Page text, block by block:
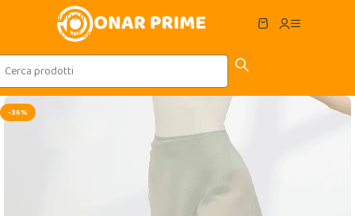
Skip to navigation
Skip to main content
-36%